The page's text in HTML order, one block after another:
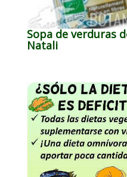
Sopa de verduras
Natali